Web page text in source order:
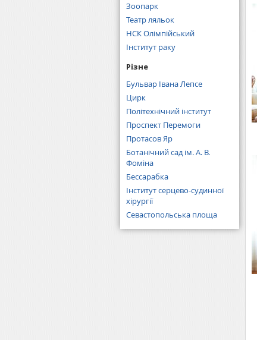
Зоопарк
Театр ляльок
НСК Олімпійський
Інститут раку
Різне
Бульвар Івана Лепсе
Цирк
Політехнічний інститут
Проспект Перемоги
Протасов Яр
Ботанічний сад ім. А. В.
Фоміна
Бессарабка
Інститут серцево-судинної
хірургії
Севастопольська площа